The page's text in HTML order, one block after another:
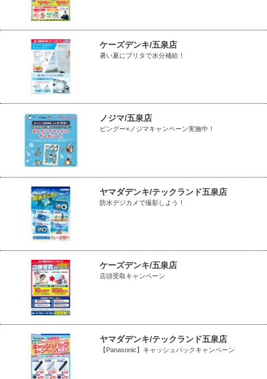
ケーズデンキ/五泉店
暑い夏にブリタで水分補給！
ノジマ/五泉店
ピングー×ノジマキャンペーン実施中！
ヤマダデンキ/テックランド五泉店
防水デジカメで撮影しよう！
ケーズデンキ/五泉店
店頭受取キャンペーン
ヤマダデンキ/テックランド五泉店
【Panasonic】キャッシュバックキャンペーン